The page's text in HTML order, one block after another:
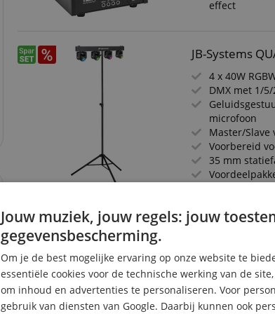
effect
JB-Systems
4 x 40W
DMX met 1/
microfoon
Master/Slave
Voorbereid
35 mm
JB-Systems
Eindeloos
lichtshows
DMX via 1/5/
Jouw muziek, jouw regels: jouw
gegevensbescherming.
Om je de best mogelijke ervaring op onze website te
essentiële cookies voor de technische werking van de
om inhoud en advertenties te personaliseren. Voor
gebruik van diensten van Google. Daarbij kunnen ook